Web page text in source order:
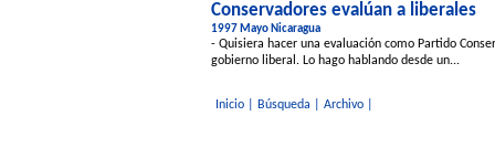
Conservadores evalúan a liberales
1997 Mayo Nicaragua
- Quisiera hacer una evaluación como Partido
gobierno liberal. Lo hago hablando desde un...
Inicio| Búsqueda Archivo|